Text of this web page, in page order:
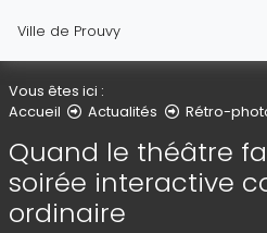
Ville de Prouvy
Vous êtes ici :
Accueil
Actualités Rétro-
Quand le théâtre
soirée interactive
ordinaire